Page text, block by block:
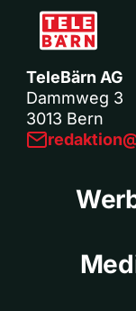
TeleBärn AG
Dammweg 3
3013 Bern